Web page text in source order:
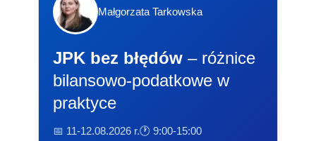
Małgorzata Tarkowska
JPK bez błędów – różnice
bilansowo-podatkowe w
praktyce
📅 11-12.08.2026 r.🕐 9:00-15:00